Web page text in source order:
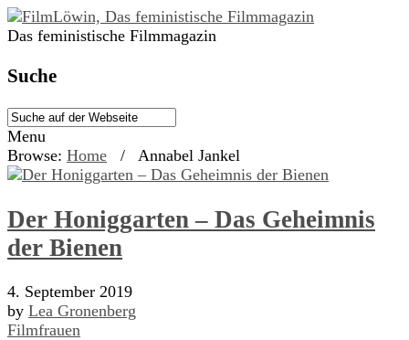
Das feministische Filmmagazin
Suche
Menu
Browse: Home / Annabel Jankel
Der Honiggarten – Das Geheimnis
der Bienen
4. September 2019
by Lea Gronenberg
Filmfrauen